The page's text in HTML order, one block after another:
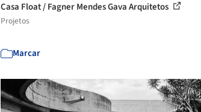
Casa Float / Fagner Mendes Gava Arquitetos
Projetos
Marcar